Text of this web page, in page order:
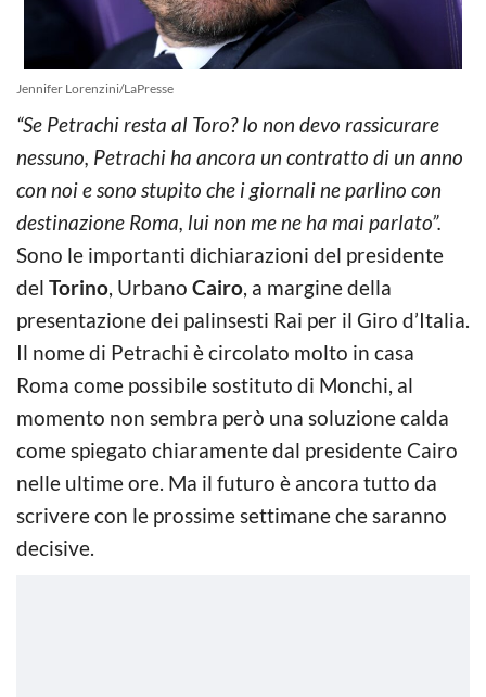
Jennifer Lorenzini/LaPresse
“Se Petrachi resta al Toro? Io non devo rassicurare
nessuno, Petrachi ha ancora un contratto di un anno
con noi e sono stupito che i giornali ne parlino con
destinazione Roma, lui non me ne ha mai parlato”.
Sono le importanti dichiarazioni del presidente
del Torino, Urbano Cairo, a margine della
presentazione dei palinsesti Rai per il Giro d’Italia.
Il nome di Petrachi è circolato molto in casa
Roma come possibile sostituto di Monchi, al
momento non sembra però una soluzione calda
come spiegato chiaramente dal presidente Cairo
nelle ultime ore. Ma il futuro è ancora tutto da
scrivere con le prossime settimane che saranno
decisive.